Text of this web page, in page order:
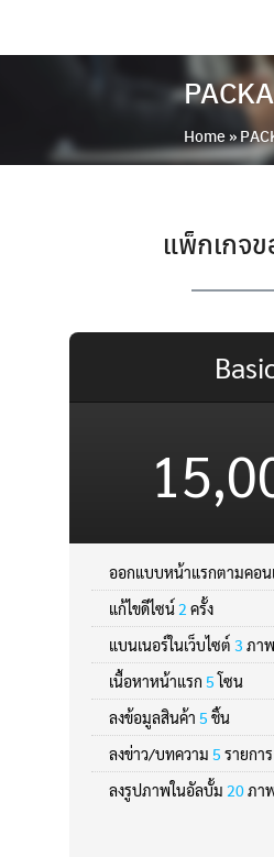
Home»
แพ็กเกจข
ออกแบบหน้าแรกตามคอน
แก้ไขดีไซน์2 ครั้ง
แบนเนอร์ในเว็บไซต์ 3 ภาพ
เนื้อหาหน้าแรก 5โซน
ลงข้อมูลสินค้า 5 ชิ้น
ลงข่าว/บทความ 5 รายการ
ลงรูปภาพในอัลบั้ม 20ภาพ